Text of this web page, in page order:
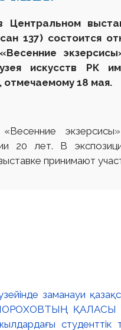
137) состоится
искусств РК
, отмечаемому 18 мая.
20 лет. В
принимают